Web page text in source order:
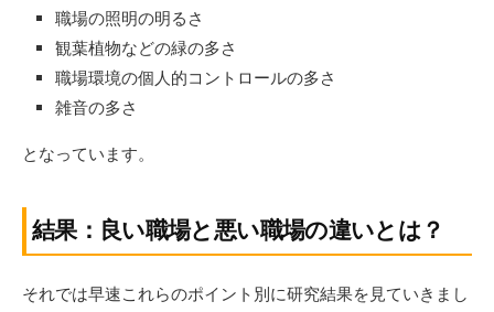
職場の照明の明るさ
観葉植物などの緑の多さ
職場環境の個人的コントロールの多さ
雑音の多さ
となっています。
結果：良い職場と悪い職場の違いとは？
それでは早速これらのポイント別に研究結果を見ていきまし